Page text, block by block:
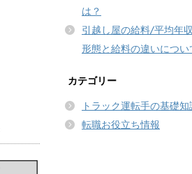
は？
引越し屋の給料/平均年
形態と給料の違いについ
カテゴリー
トラック運転手の基礎知
転職お役立ち情報